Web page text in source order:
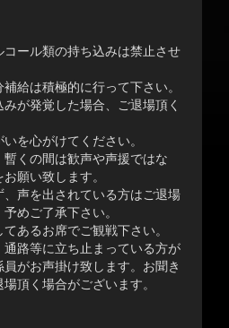
コール類の持ち込みは禁止させ
給は積極的に行って下さい。
が発覚した場合、ご退場頂く
を心がけてください。
暫くの間は歓声や声援ではな
願い致します。
声を出されている方はご退場
めご了承下さい。
あるお席でご観戦下さい。
通路等に立ち止まっている方が
がお声掛け致します。お聞き
頂く場合がございます。